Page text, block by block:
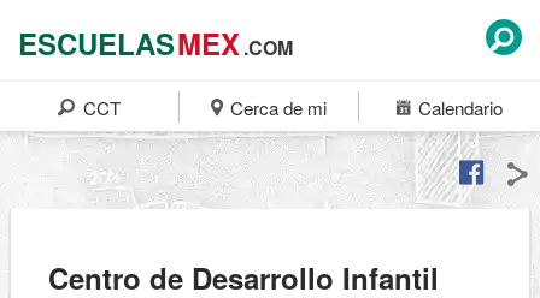
ESCUELASMEX.COM
CCT Cerca de mi Calendario
Centro de Desarrollo Infantil